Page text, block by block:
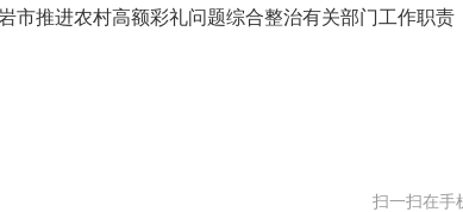
推进农村高额彩礼问题综合整治有关部门工作职责
扫一扫在手